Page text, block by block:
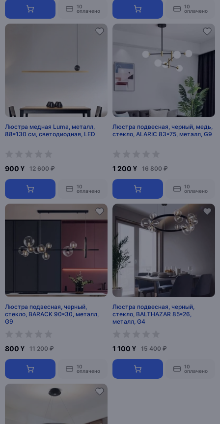
10
оплачено
10
оплачено
Люстра медная Luma, металл,
88*130 см, светодиодная, LED
900 ¥ 12 600 ₽
10
оплачено
Люстра подвесная, черный, медь,
стекло, ALARIC 83*75, металл, G9
1 200 ¥ 16 800 ₽
10
оплачено
Люстра подвесная, черный,
стекло, BARACK 90*30, металл,
G9
800 ¥ 11 200 ₽
10
оплачено
Люстра подвесная, черный,
стекло, BALTHAZAR 85*26,
металл, G4
1 100 ¥ 15 400 ₽
10
оплачено